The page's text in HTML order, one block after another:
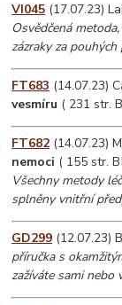
VI045 (17.07.23)
Osvědčená
zázraky za
FT683 (14.07.23)
vesmíru ( 231 str.
FT682 (14.07.23)
nemoci ( 155 str.
Všechny metody
splněny vnitřní
GD299 (12.07.23)
příručka s
zažíváte sami nebo